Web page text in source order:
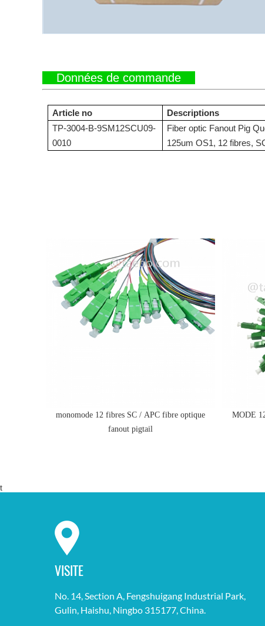
Données de commande
Article no
Descriptions
TP-3004-B-9SM12SCU09-
0010
Fiber optic Fanout Pig
125um OS1, 12 fibres,
monomode 12 fibres SC / APC fibre optique
fanout pigtail
MODE
t
VISITE
No. 14, Section A, Fengshuigang Industrial Park,
Gulin, Haishu, Ningbo 315177, China.